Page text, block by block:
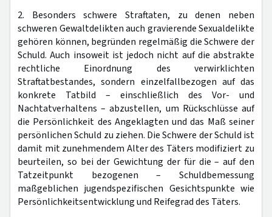
2. Besonders schwere Straftaten, zu denen neben
schweren Gewaltdelikten auch gravierende Sexualdelikte
gehören können, begründen regelmäßig die Schwere der
Schuld. Auch insoweit ist jedoch nicht auf die abstrakte
rechtliche Einordnung des verwirklichten
Straftatbestandes, sondern einzelfallbezogen auf das
konkrete Tatbild – einschließlich des Vor- und
Nachtatverhaltens – abzustellen, um Rückschlüsse auf
die Persönlichkeit des Angeklagten und das Maß seiner
persönlichen Schuld zu ziehen. Die Schwere der Schuld ist
damit mit zunehmendem Alter des Täters modifiziert zu
beurteilen, so bei der Gewichtung der für die – auf den
Tatzeitpunkt bezogenen – Schuldbemessung
maßgeblichen jugendspezifischen Gesichtspunkte wie
Persönlichkeitsentwicklung und Reifegrad des Täters.